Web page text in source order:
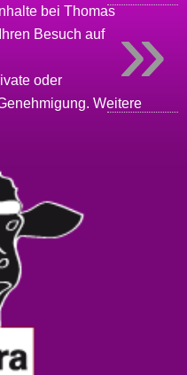
beiThomas
Besuch auf
oder
Weitere
»